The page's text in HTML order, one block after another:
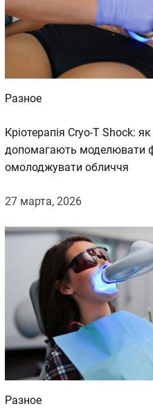
e
Разное
Кріотерапія Cryo-T Shock:
допомагають моделювати
омолоджувати обличчя
27 марта, 2026
Разное